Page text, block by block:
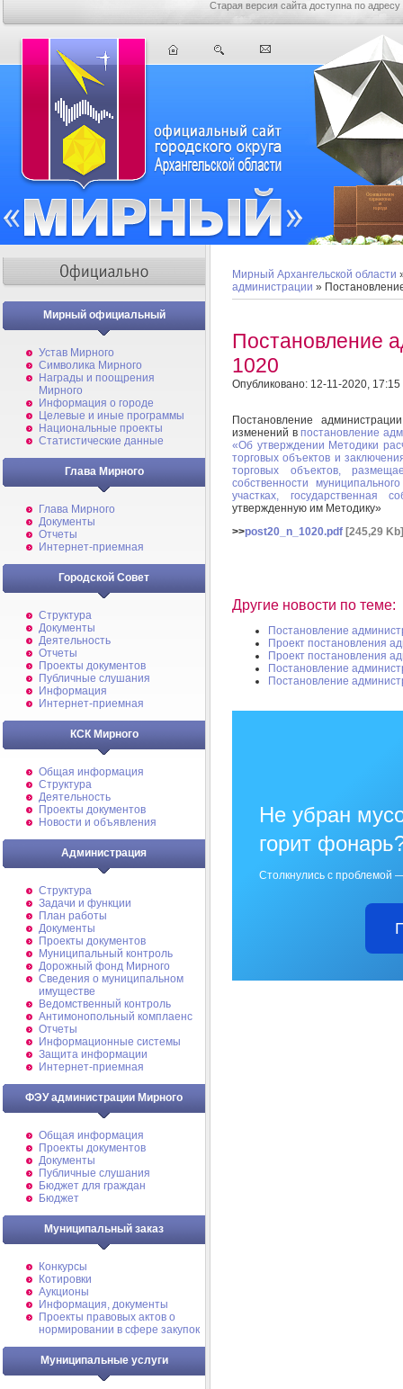
Старая версия сайта доступна по адресу
Мирный официальный
Устав Мирного
Символика Мирного
Награды и поощрения
Мирного
Информация о городе
Целевые и иные программы
Национальные проекты
Статистические данные
Глава Мирного
Глава Мирного
Документы
Отчеты
Интернет-приемная
Городской Совет
Структура
Документы
Деятельность
Отчеты
Проекты документов
Публичные слушания
Информация
Интернет-приемная
КСК Мирного
Общая информация
Структура
Деятельность
Проекты документов
Новости и объявления
Администрация
Структура
Задачи и функции
План работы
Документы
Проекты документов
Муниципальный контроль
Дорожный фонд Мирного
Cведения о муниципальном
имуществе
Ведомственный контроль
Антимонопольный комплаенс
Отчеты
Информационные системы
Защита информации
Интернет-приемная
ФЭУ администрации Мирного
Общая информация
Проекты документов
Документы
Публичные слушания
Бюджет для граждан
Бюджет
Муниципальный заказ
Конкурсы
Котировки
Аукционы
Информация, документы
Проекты правовых актов о
нормировании в сфере закупок
Муниципальные услуги
Мирный Архангельской области
администрации »
Постановление
1020
Опубликовано: 12-11-2020, 17:15
Постановление
изменений в постановление
«Об утверждении Методики
торговых объектов и
торговых объектов,
собственности
участках, государственная
утвержденную им Методику»
>>post20_n_1020.pdf [245,29 Kb]
Другие новости по теме:
Постановление
Проект постановления
Проект постановления
Постановление
Постановление
Не убран
горит
Столкнулись с проблемой